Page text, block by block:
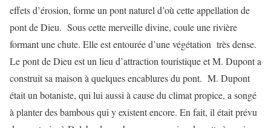
effets d’érosion, forme un pont naturel d’où cette appellation de
pont de Dieu. Sous cette merveille divine, coule une rivière
formant une chute. Elle est entourée d’une végétation très dense.
Le pont de Dieu est un lieu d’attraction touristique et M. Dupont a
construit sa maison à quelques encablures du pont. M. Dupont
était un botaniste, qui lui aussi à cause du climat propice, a songé
à planter des bambous qui y existent encore. En fait, il était prévu